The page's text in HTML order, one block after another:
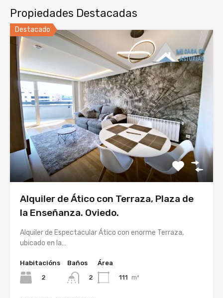
Propiedades Destacadas
Destacado
Alquiler de Ático con Terraza, Plaza de
la Enseñanza. Oviedo.
Alquiler de Espectacular Ático con enorme Terraza,
ubicado en la…
Habitacións
2
Baños
2
Área
111 m²